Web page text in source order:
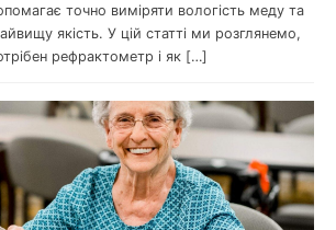
точно виміряти вологість меду та
якість. У цій статті ми розглянемо,
рефрактометр і як […]